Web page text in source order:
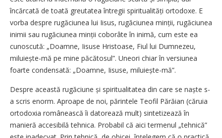
încărcată de toată greutatea întregii spiritualități ortodoxe. E
vorba despre rugăciunea lui Iisus, rugăciunea minții, rugăciunea
inimii sau rugăciunea minții coborâte în inimă, cum este ea
cunoscută: „Doamne, Iisuse Hristoase, Fiul lui Dumnezeu,
miluiește-mă pe mine păcătosul”. Uneori chiar în versiunea
foarte condensată: „Doamne, Iisuse, milu­iește-mă”.
Despre această rugăciune și spiritualitatea din care se naște s-
a scris enorm. Aproape de noi, părintele Teofil Părăian (căruia
ortodoxia românească îi datorează mult) sintetizează în
manieră accesibilă tehnica. Probabil că aici termenul „tehnică”